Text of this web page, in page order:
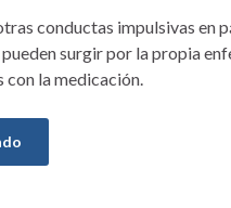
conductas impulsivas en
surgir por la propia
con la medicación.